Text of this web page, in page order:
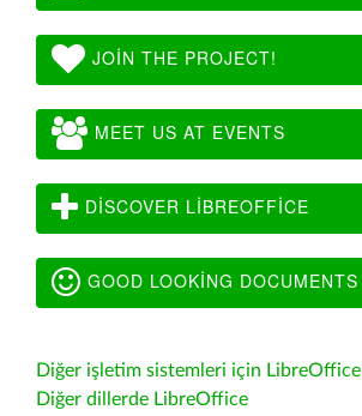
JOIN THE PROJECT!
MEET US AT EVENTS
DISCOVER LIBREOFFICE
GOOD LOOKING DOCUMENTS
Diğer işletim sistemleri için LibreOffice
Diğer dillerde LibreOffice